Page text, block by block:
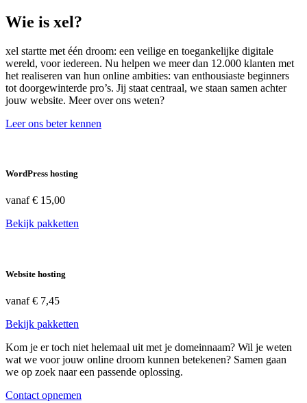
Wie is xel?
xel startte met één droom: een veilige en toegankelijke digitale
wereld, voor iedereen. Nu helpen we meer dan 12.000 klanten met
het realiseren van hun online ambities: van enthousiaste beginners
tot doorgewinterde pro’s. Jij staat centraal, we staan samen achter
jouw website. Meer over ons weten?
Leer ons beter kennen
WordPress hosting
vanaf€ 15,00
Bekijk pakketten
Website hosting
vanaf€ 7,45
Bekijk pakketten
Kom je er toch niet helemaal uit met je domeinnaam? Wil je weten
wat we voor jouw online droom kunnen betekenen? Samen gaan
we op zoek naar een passende oplossing.
Contact opnemen